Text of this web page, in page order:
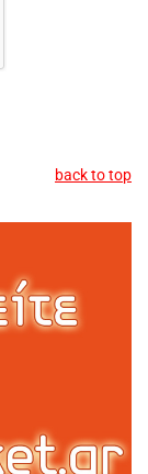
back to top